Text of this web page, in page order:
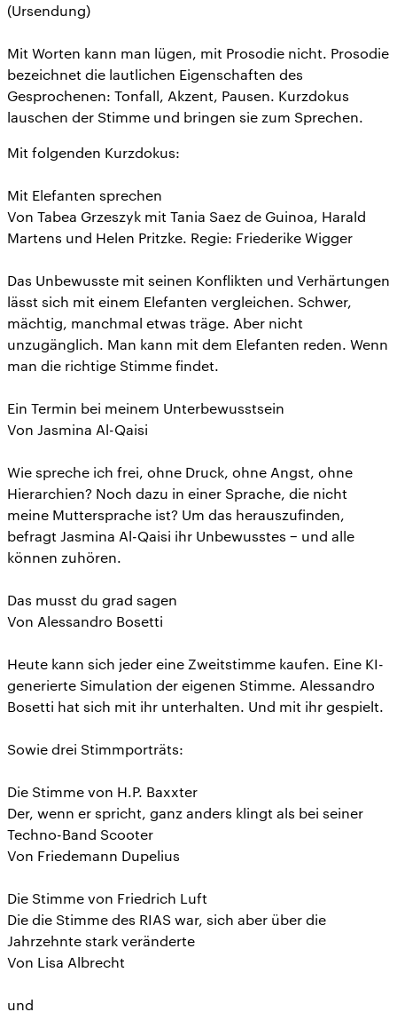
(Ursendung)
Mit Worten kann man lügen, mit Prosodie nicht. Prosodie
bezeichnet die lautlichen Eigenschaften des
Gesprochenen: Tonfall, Akzent, Pausen. Kurzdokus
lauschen der Stimme und bringen sie zum Sprechen.
Mit folgenden Kurzdokus:
Mit Elefanten sprechen
Von Tabea Grzeszyk mit Tania Saez de Guinoa, Harald
Martens und Helen Pritzke. Regie: Friederike Wigger
Das Unbewusste mit seinen Konflikten und Verhärtungen
lässt sich mit einem Elefanten vergleichen. Schwer,
mächtig, manchmal etwas träge. Aber nicht
unzugänglich. Man kann mit dem Elefanten reden. Wenn
man die richtige Stimme findet.
Ein Termin bei meinem Unterbewusstsein
Von Jasmina Al-Qaisi
Wie spreche ich frei, ohne Druck, ohne Angst, ohne
Hierarchien? Noch dazu in einer Sprache, die nicht
meine Muttersprache ist? Um das herauszufinden,
befragt Jasmina Al-Qaisi ihr Unbewusstes − und alle
können zuhören.
Das musst du grad sagen
Von Alessandro Bosetti
Heute kann sich jeder eine Zweitstimme kaufen. Eine KI-
generierte Simulation der eigenen Stimme. Alessandro
Bosetti hat sich mit ihr unterhalten. Und mit ihr gespielt.
Sowie drei Stimmporträts:
Die Stimme von H.P. Baxxter
Der, wenn er spricht, ganz anders klingt als bei seiner
Techno-Band Scooter
Von Friedemann Dupelius
Die Stimme von Friedrich Luft
Die die Stimme des RIAS war, sich aber über die
Jahrzehnte stark veränderte
Von Lisa Albrecht
und